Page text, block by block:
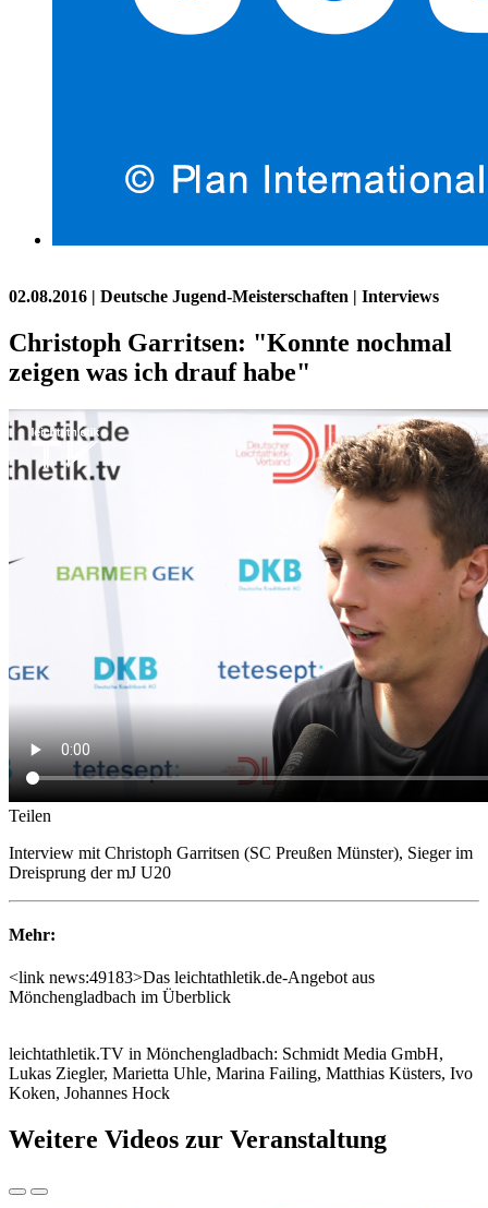
02.08.2016 | Deutsche Jugend-Meisterschaften | Interviews
Christoph Garritsen: "Konnte nochmal
zeigen was ich drauf habe"
Teilen
Interview mit Christoph Garritsen (SC Preußen Münster), Sieger im
Dreisprung der mJ U20
Mehr:
<link news:49183>Das leichtathletik.de-Angebot aus
Mönchengladbach im Überblick
leichtathletik.TV in Mönchengladbach: Schmidt Media GmbH,
Lukas Ziegler, Marietta Uhle, Marina Failing, Matthias Küsters, Ivo
Koken, Johannes Hock
Weitere Videos zur Veranstaltung